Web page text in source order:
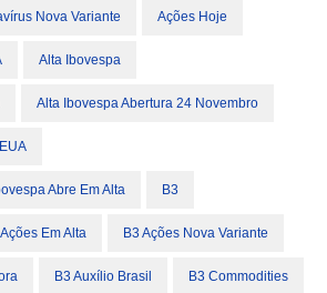
Nova Variante Ações Hoje
Alta Ibovespa
Alta Ibovespa Abertura 24 Novembro
Abre Em Alta B3
Ações Em Alta B3 Ações Nova Variante
B3 Auxílio Brasil B3 Commodities